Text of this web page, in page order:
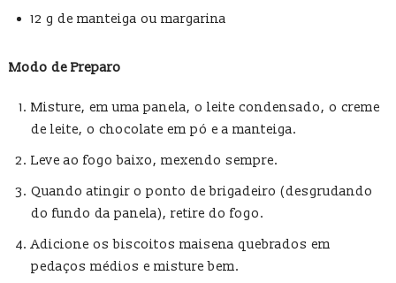
12 g de manteiga ou margarina
Modo de Preparo
Misture, em uma panela, o leite condensado, o creme
de leite, o chocolate em pó e a manteiga.
Leve ao fogo baixo, mexendo sempre.
Quando atingir o ponto de brigadeiro (desgrudando
do fundo da panela), retire do fogo.
Adicione os biscoitos maisena quebrados em
pedaços médios e misture bem.